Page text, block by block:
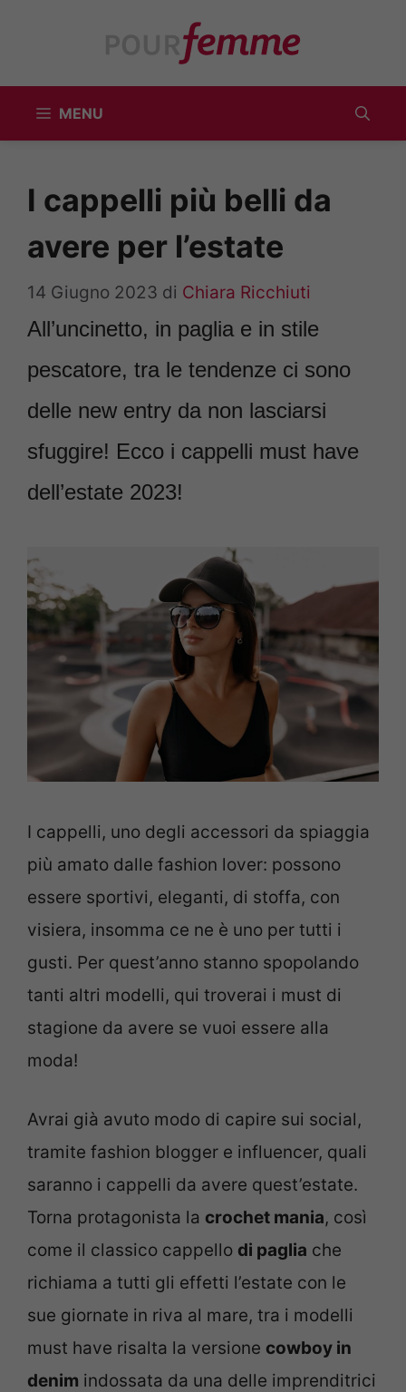
MENU
I cappelli più belli da
avere per l’estate
14 Giugno 2023 di Chiara Ricchiuti
All’uncinetto, in paglia e in stile
pescatore, tra le tendenze ci sono
delle new entry da non lasciarsi
sfuggire! Ecco i cappelli must have
dell’estate 2023!
I cappelli, uno degli accessori da spiaggia
più amato dalle fashion lover: possono
essere sportivi, eleganti, di stoffa, con
visiera, insomma ce ne è uno per tutti i
gusti. Per quest’anno stanno spopolando
tanti altri modelli, qui troverai i must di
stagione da avere se vuoi essere alla
moda!
Avrai già avuto modo di capire sui social,
tramite fashion blogger e influencer, quali
saranno i cappelli da avere quest’estate.
Torna protagonista la crochet mania, così
come il classico cappello di paglia che
richiama a tutti gli effetti l’estate con le
sue giornate in riva al mare, tra i modelli
must have risalta la versione cowboy in
denim indossata da una delle imprenditrici